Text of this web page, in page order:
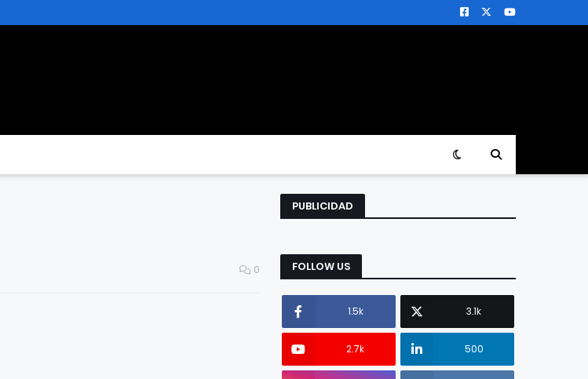
0
PUBLICIDAD
FOLLOW US
1.5k 3.1k
2.7k 500